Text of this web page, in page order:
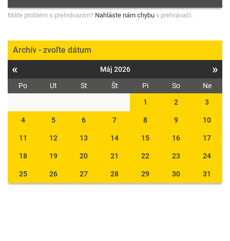
Máte problém s prehrávaním? Nahláste nám chybu v prehrávači.
Archív - zvoľte dátum
« Máj 2026 »
Po Ut St Št Pi So
Ne
1
2 3
4 5 6 7 8 9 10
11 12 13 14 15 16 17
18 19 20 21 22 23 24
25 26 27 28 29 30 31